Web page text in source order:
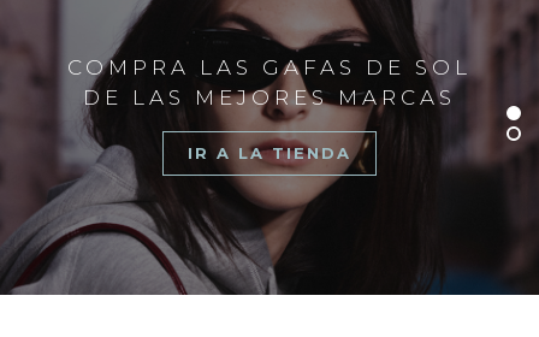
COMPRA LAS GAFAS DE SOL
DE LAS MEJORES MARCAS
IR A LA TIENDA